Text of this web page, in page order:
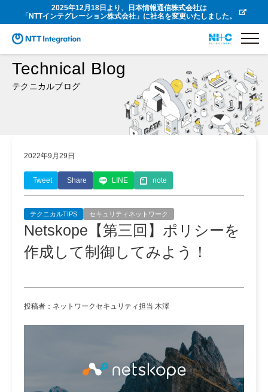
2025年12月18日より、日本情報通信株式会社は
「NTTインテグレーション株式会社」に社名を変更いたしました。
Technical Blog
テクニカルブログ
2022年9月29日
Tweet Share LINE note
テクニカルTIPS セキュリティネットワーク
Netskope【第三回】ポリシーを
作成して制御してみよう！
投稿者：ネットワークセキュリティ担当 木澤